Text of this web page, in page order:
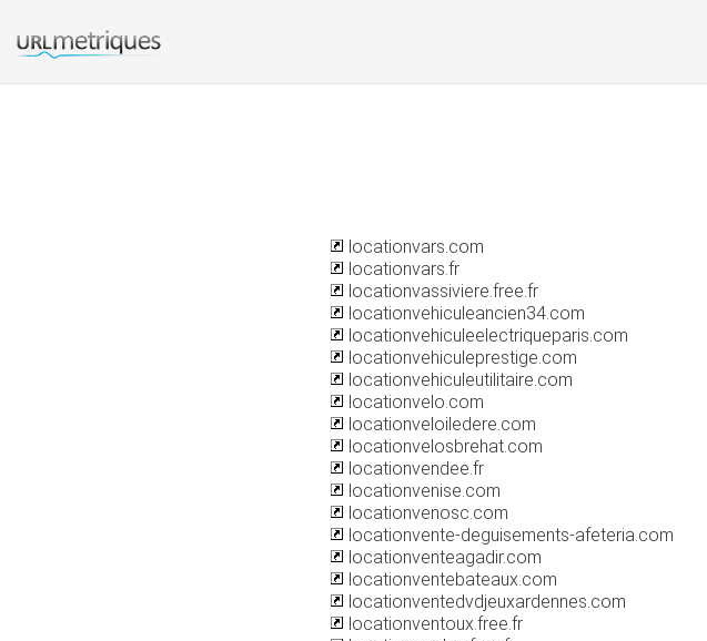
locationvars.com
locationvars.fr
locationvassiviere.free.fr
locationvehiculeancien34.com
locationvehiculeelectriqueparis.com
locationvehiculeprestige.com
locationvehiculeutilitaire.com
locationvelo.com
locationveloiledere.com
locationvelosbrehat.com
locationvendee.fr
locationvenise.com
locationvenosc.com
locationvente-deguisements-afeteria.com
locationventeagadir.com
locationventebateaux.com
locationventedvdjeuxardennes.com
locationventoux.free.fr